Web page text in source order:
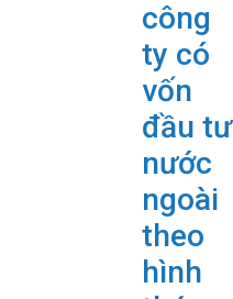
công
ty có
vốn
đầu tư
nước
ngoài
theo
hình